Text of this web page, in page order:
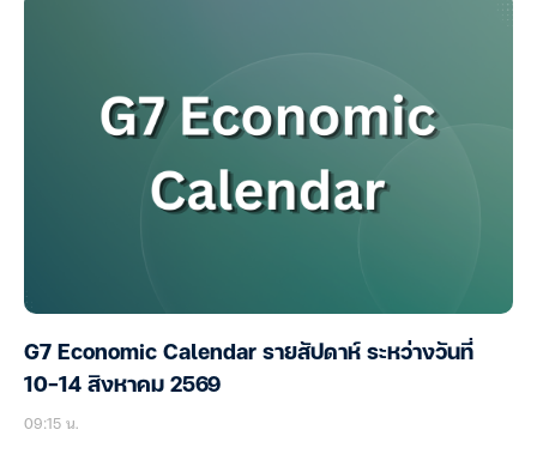
G7 Economic Calendar รายสัปดาห์ ระหว่างวันที่
10-14 สิงหาคม 2569
09:15 น.